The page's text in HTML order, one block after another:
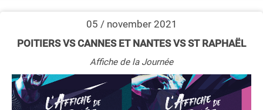
05 / november 2021
POITIERS VS CANNES ET NANTES VS ST RAPHAËL
Affiche de la Journée